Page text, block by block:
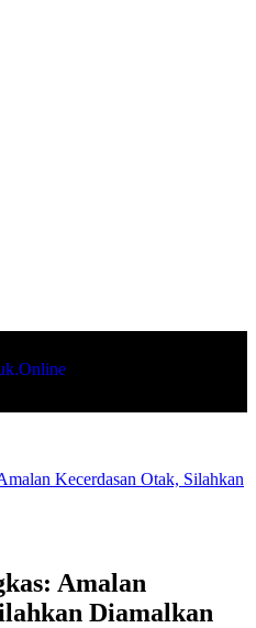
Kecerdasan Otak, Silahkan
Amalan
Diamalkan